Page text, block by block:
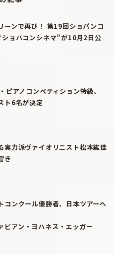
ーンで再び！ 第19回ショパンコ
ショパコンシネマ”が10月2日公
ピアノコンペティション特級、
ト6名が決定
実力派ヴァイオリニスト松本紘佳
き
コンクール優勝者、日本ツアーへ
ビアン・ヨハネス・エッガー